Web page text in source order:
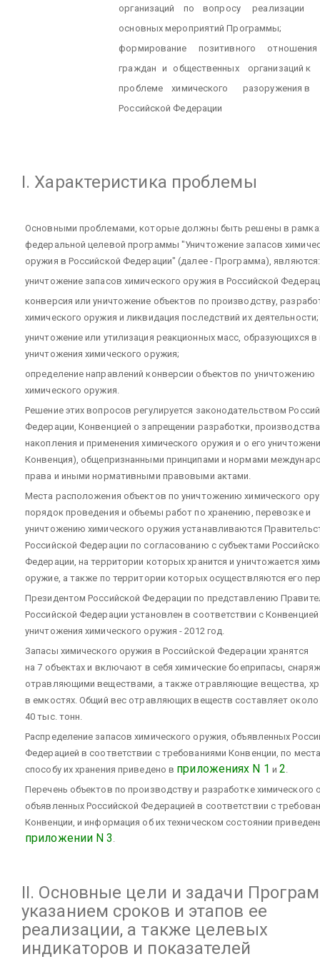
организаций по вопросу
реализации
основных мероприятий Программы;
формирование
позитивного
отношения
граждан
и общественных
организаций к
проблеме
химического
разоружения в
Российской Федерации
I. Характеристика проблемы
Основными проблемами, которые должны быть решены в
федеральной целевой программы "Уничтожение запасов
оружия в Российской Федерации" (далее - Программа), являются:
уничтожение запасов химического оружия в Российской
конверсия или уничтожение объектов по производству,
химического оружия и ликвидация последствий их деятельности;
уничтожение или утилизация реакционных масс, образующихся в
уничтожения химического оружия;
определение направлений конверсии объектов по уничтожению
химического оружия.
Решение этих вопросов регулируется законодательством
Федерации, Конвенцией о запрещении разработки,
накопления и применения химического оружия и о его
Конвенция), общепризнанными принципами и нормами
права и иными нормативными правовыми актами.
Места расположения объектов по уничтожению химического
порядок проведения и объемы работ по хранению, перевозке и
уничтожению химического оружия устанавливаются
Российской Федерации по согласованию с субъектами
Федерации, на территории которых хранится и уничтожается
оружие, а также по территории которых осуществляются его
Президентом Российской Федерации по представлению
Российской Федерации установлен в соответствии с
уничтожения химического оружия - 2012 год.
Запасы химического оружия в Российской Федерации хранятся
на 7 объектах и включают в себя химические боеприпасы,
отравляющими веществами, а также отравляющие вещества,
в емкостях. Общий вес отравляющих веществ составляет около
40 тыс. тонн.
Распределение запасов химического оружия, объявленных
Федерацией в соответствии с требованиями Конвенции, по
способу их хранения приведено в приложениях N 1 и2
Перечень объектов по производству и разработке химического
объявленных Российской Федерацией в соответствии с
Конвенции, и информация об их техническом состоянии
приложении N 3
II. Основные цели и задачи
указанием сроков и этапов ее
реализации, а также целевых
индикаторов и показателей